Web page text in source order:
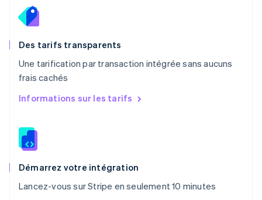
Des tarifs transparents
Une tarification par transaction intégrée sans aucuns
frais cachés
Informations sur les tarifs
Démarrez votre intégration
Lancez-vous sur Stripe en seulement 10 minutes
Pays-Bas
Nederlands
English
PortuguêsEnglish
R.A.S. de Hong Kong, Chine
English
Roumanie
Royaume-Uni
English
English简体中文